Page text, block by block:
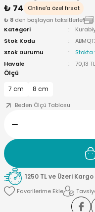
₺ 74
Online'a özel fırsat
₺ 8 den başlayan taksitlerle!
Kategori
Stok Kodu
Stok Durumu
Stokta
Havale
70,13
Ölçü
7 cm
8 cm
Beden Ölçü Tablosu
1250 TL ve Üzeri
/ Doku-Şablon Baskı
Aparatları
Kağıdı